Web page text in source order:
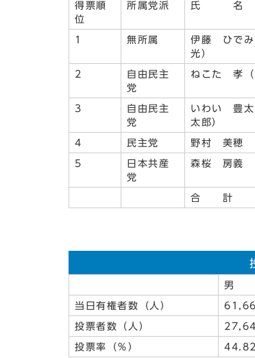
得票順
位
所属党派 氏 名
1 無所属
伊藤 ひで
光）
2
自由民主
党
ねこた 孝
3
自由民主
党
いわい 豊
太郎）
4 民主党 野村 美穂
5
日本共産
党
森桜 房義
合 計
男
当日有権者数（人）
投票者数（人）
投票率（％） 44.82